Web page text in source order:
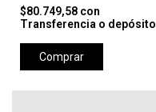
$80.749,58 con
Transferencia o depósito
Comprar